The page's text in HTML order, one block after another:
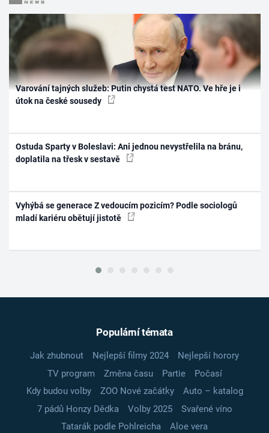
Varování tajných služeb: Putin chystá test NATO. Ve hře je i
útok na české sousedy
Ostuda Sparty v Boleslavi: Ani jednou nevystřelila na bránu,
doplatila na třesk v sestavě
Vyhýbá se generace Z vedoucím pozicím? Podle sociologů
mladí kariéru obětují jistotě
Populární témata
Jak zhubnout Nejlepší filmy 2024
Nejlepší horory
TV program
Změna času Partie
Počasí
Kdy budou volby
ZOO Nové začátky
Auto – katalog
7 pádů Honzy Dědka
Volby 2025
Svařené víno
Tatarák podle Pohlreicha
Aloe vera